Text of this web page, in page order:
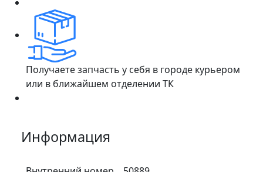
Получаете запчасть у себя в городе курьером
или в ближайшем отделении ТК
Информация